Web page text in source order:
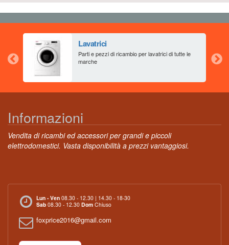
Lavatrici
Parti e pezzi di ricambio per lavatrici di tutte le
marche
Informazioni
Vendita di ricambi ed accessori per grandi e piccoli
elettrodomestici. Vasta disponibilità a prezzi vantaggiosi.
Lun - Ven 08.30 - 12.30 | 14.30 - 18-30
Sab 08.30 - 12.30 Dom Chiuso
foxprice2016@gmail.com